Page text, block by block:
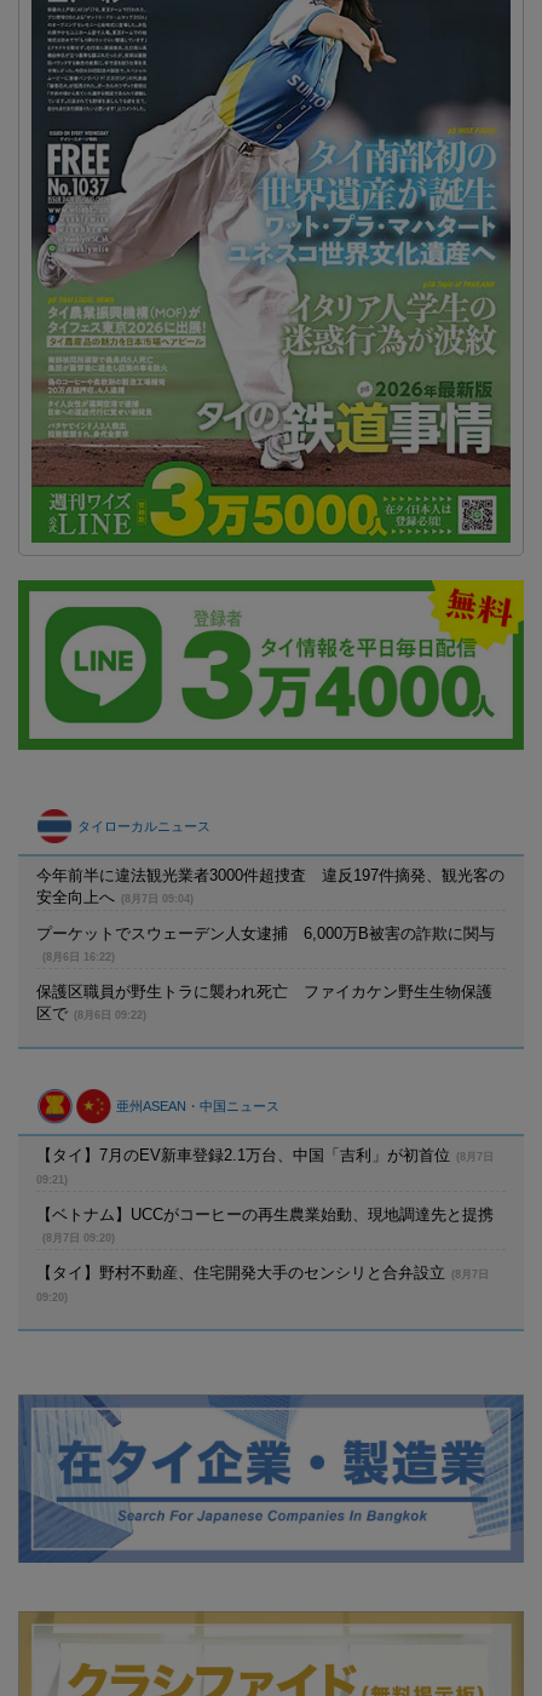
タイローカルニュース
今年前半に違法観光業者3000件超捜査 違反197件摘発、観光客の
安全向上へ
(8月7日 09:04)
プーケットでスウェーデン人女逮捕 6,000万B被害の詐欺に関与
(8月6日 16:22)
保護区職員が野生トラに襲われ死亡 ファイカケン野生生物保護
区で
(8月6日 09:22)
亜州ASEAN・中国ニュース
【タイ】7月のEV新車登録2.1万台、中国「吉利」が初首位
(8月7日
09:21)
【ベトナム】UCCがコーヒーの再生農業始動、現地調達先と提携
(8月7日 09:20)
【タイ】野村不動産、住宅開発大手のセンシリと合弁設立
(8月7日
09:20)